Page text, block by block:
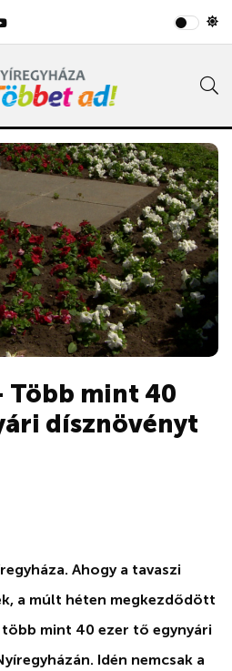
Több mint 40
dísznövényt
Ahogy a tavaszi
a múlt héten megkezdődött
mint 40 ezer tő egynyári
Idén nemcsak a